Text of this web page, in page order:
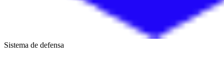
Sistema de defensa